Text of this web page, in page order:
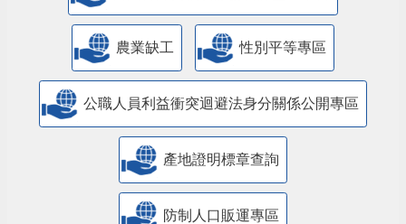
農業缺工 性別平等專區
公職人員利益衝突迴避法身分關係公開專區
產地證明標章查詢
防制人口販運專區